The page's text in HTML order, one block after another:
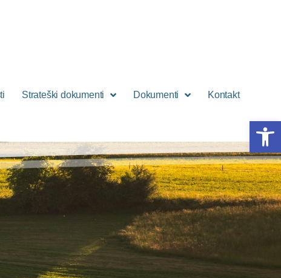
Strateški dokumenti Dokumenti Kontakt